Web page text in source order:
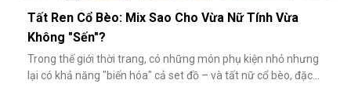
Tất Ren Cổ Bèo: Mix Sao Cho Vừa Nữ Tính Vừa
Không "Sến"?
Trong thế giới thời trang, có những món phụ kiện nhỏ nhưng
lại có khả năng "biến hóa" cả set đồ – và tất nữ cổ bèo, đặc